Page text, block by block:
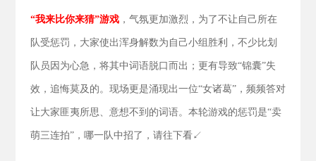
“我来比你来猜”游戏，气氛更加激烈，为了不让自己所在
队受惩罚，大家使出浑身解数为自己小组胜利，不少比划
队员因为心急，将其中词语脱口而出；更有导致“锦囊”失
效，追悔莫及的。现场更是涌现出一位“女诸葛”，频频答对
让大家匪夷所思、意想不到的词语。本轮游戏的惩罚是“卖
萌三连拍”，哪一队中招了，请往下看↙